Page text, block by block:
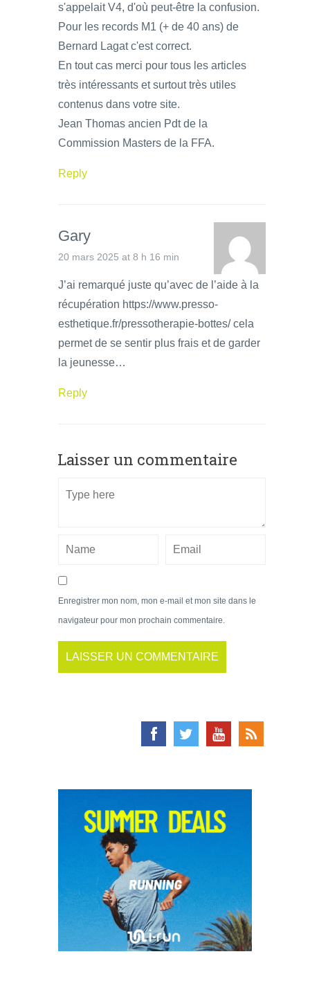
s'appelait V4, d'où peut-être la confusion.
Pour les records M1 (+ de 40 ans) de
Bernard Lagat c'est correct.
En tout cas merci pour tous les articles
très intéressants et surtout très utiles
contenus dans votre site.
Jean Thomas ancien Pdt de la
Commission Masters de la FFA.
Reply
Gary
20 mars 2025 at 8 h 16 min
J’ai remarqué juste qu’avec de l’aide à la
récupération https://www.presso-
esthetique.fr/pressotherapie-bottes/ cela
permet de se sentir plus frais et de garder
la jeunesse…
Reply
Laisser un commentaire
Enregistrer mon nom, mon e-mail et mon site dans le
navigateur pour mon prochain commentaire.